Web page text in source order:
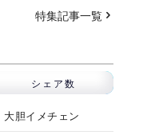
特集記事一覧
シェア数
胆イメチェン